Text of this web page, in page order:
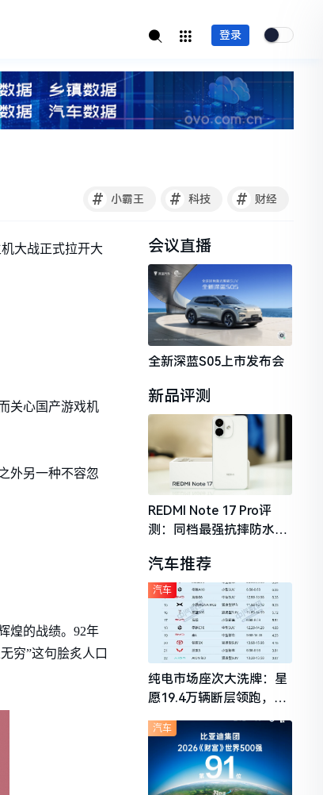
登录
# 小霸王 # 科技 # 财经
大战正式拉开大
关心国产游戏机
外另一种不容忽
煌的战绩。92年
穷”这句脍炙人口
会议直播
全新深蓝S05上市发布会
新品评测
REDMI Note 17 Pro评
测：同档最强抗摔防水，
守门员
汽车推荐
纯电市场座次大洗牌：星
愿19.4万辆断层领跑，理
想i6成最强黑马
汽车
汽车